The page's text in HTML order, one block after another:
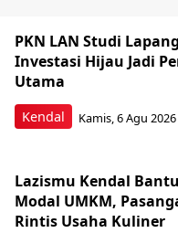
Kendal
PKN LAN Studi
Investasi Hijau Jadi
Utama
Kamis, 6 Agu
Lazismu Kendal
Modal UMKM,
Rintis Usaha Kuliner